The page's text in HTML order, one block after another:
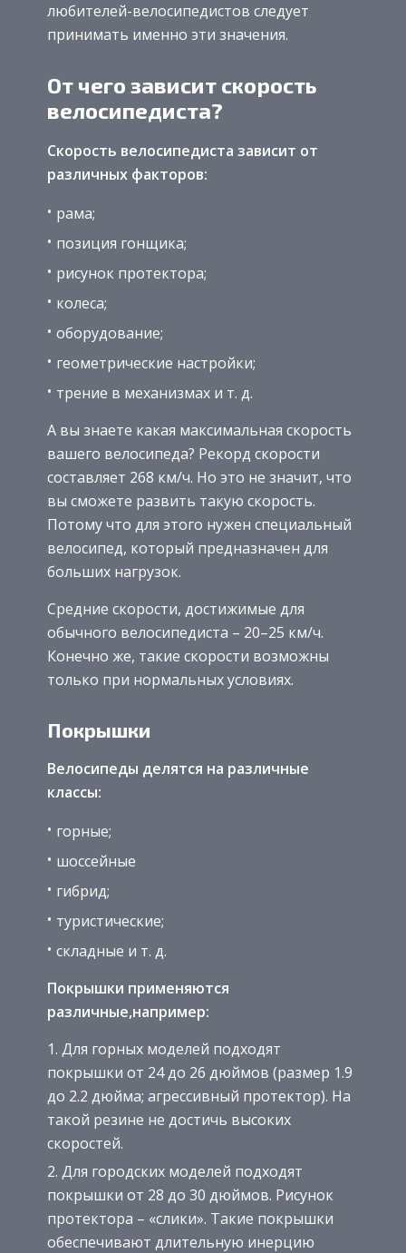
любителей-велосипедистов следует
принимать именно эти значения.
От чего зависит скорость
велосипедиста?
Скорость велосипедиста зависит от
различных факторов:
рама;
позиция гонщика;
рисунок протектора;
колеса;
оборудование;
геометрические настройки;
трение в механизмах и т. д.
А вы знаете какая максимальная скорость
вашего велосипеда? Рекорд скорости
составляет 268 км/ч. Но это не значит, что
вы сможете развить такую скорость.
Потому что для этого нужен специальный
велосипед, который предназначен для
больших нагрузок.
Средние скорости, достижимые для
обычного велосипедиста – 20–25 км/ч.
Конечно же, такие скорости возможны
только при нормальных условиях.
Покрышки
Велосипеды делятся на различные
классы:
горные;
шоссейные
гибрид;
туристические;
складные и т. д.
Покрышки применяются
различные,например:
Для горных моделей подходят
покрышки от 24 до 26 дюймов (размер 1.9
до 2.2 дюйма; агрессивный протектор). На
такой резине не достичь высоких
скоростей.
Для городских моделей подходят
покрышки от 28 до 30 дюймов. Рисунок
протектора – «слики». Такие покрышки
обеспечивают длительную инерцию